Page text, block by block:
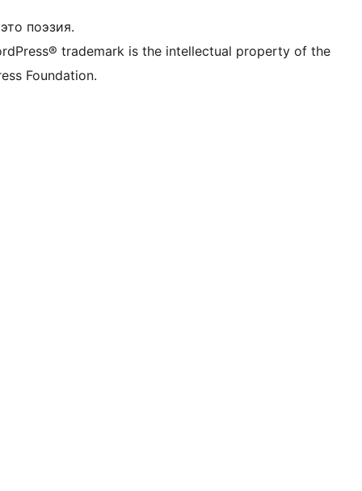
поэзия.
trademark is the intellectual property of the
Foundation.